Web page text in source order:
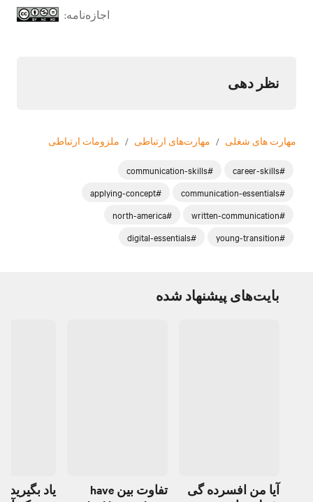
اجازه‌نامه:
نظر دهی
مهارت های شغلی / مهارت‌های ارتباطی / ملزومات ارتباطی
#career-skills
#communication-skills
#communication-essentials
#applying-concept
#written-communication
#north-america
#young-transition
#digital-essentials
بایت‌های پیشنهاد شده
آیا من افسرده گی
تفاوت بین have
یاد